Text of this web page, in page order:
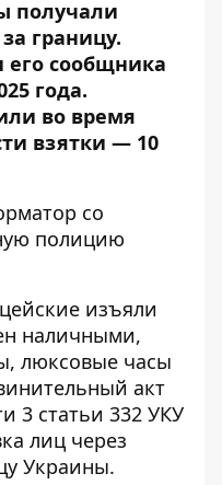
получали
границу.
его сообщника
года.
во время
взятки — 10
со
полицию
изъяли
наличными,
люксовые часы
акт
3 статьи 332 УКУ
лиц через
Украины.